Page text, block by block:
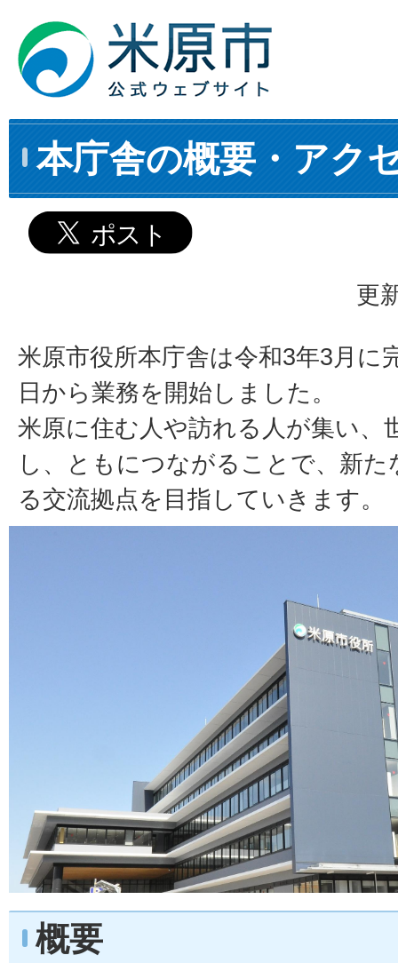
本庁舎の概要・アク
更
米原市役所本庁舎は令和3年3月に
日から業務を開始しました。
米原に住む人や訪れる人が集い、
し、ともにつながることで、新
る交流拠点を目指していきます。
概要